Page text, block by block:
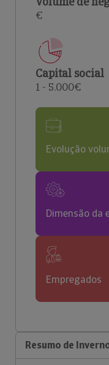
€
Capital social
1 - 5.000€
Evolução
Dimensão da
Empregados
Resumo de